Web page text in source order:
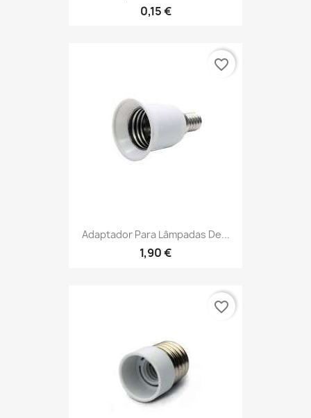
0,15 €
Adaptador Para Lâmpadas De...
1,90 €
favorite_border
favorite_border